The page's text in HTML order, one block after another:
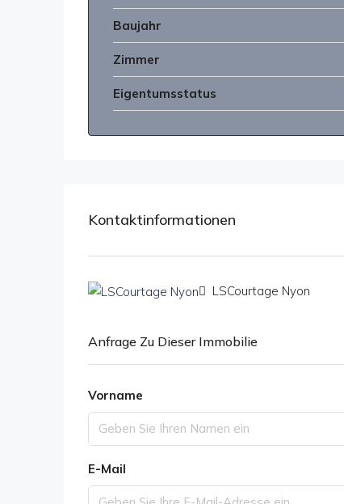
Baujahr
Zimmer
Eigentumsstatus
Kontaktinformationen
LSCourtage Nyon
Anfrage Zu Dieser Immobilie
Vorname
E-Mail